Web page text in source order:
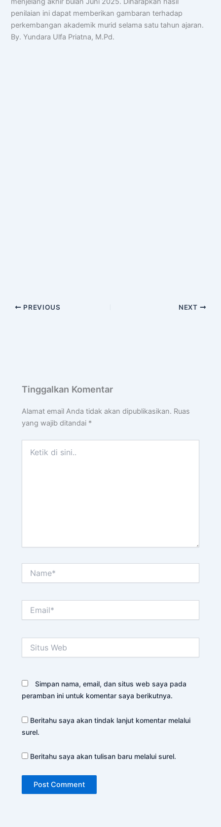
penilaian ini dapat memberikan gambaran terhadap
perkembangan akademik murid selama satu tahun ajaran.
By. Yundara Ulfa Priatna, M.Pd.
PREVIOUS NEXT
Tinggalkan Komentar
Alamat email Anda tidak akan dipublikasikan. Ruas
yang wajib ditandai *
Web
Simpan nama, email, dan situs web saya pada
peramban ini untuk komentar saya berikutnya.
Beritahu saya akan tindak lanjut komentar melalui
surel.
Beritahu saya akan tulisan baru melalui surel.